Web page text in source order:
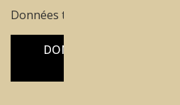
Données techniques des
DONNÉES